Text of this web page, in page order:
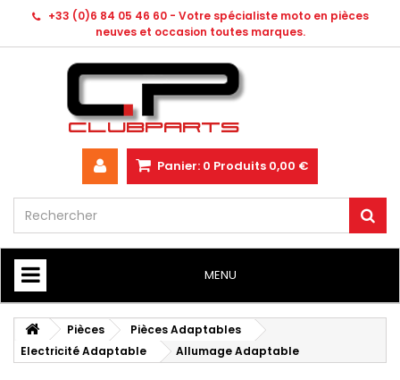
+33 (0)6 84 05 46 60 - Votre spécialiste moto en pièces
neuves et occasion toutes marques.
Panier: 0 Produits 0,00 €
MENU
HOME
Pièces
Pièces Adaptables
Electricité Adaptable
Allumage Adaptable